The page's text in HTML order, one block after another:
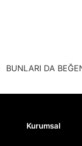
BUNLARI DA
Kurumsal